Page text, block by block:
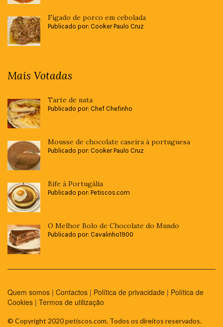
Fígado de porco em cebolada
Publicado por: Cooker Paulo Cruz
Mais Votadas
Tarte de nata
Publicado por: Chef Chefinho
Mousse de chocolate caseira à portuguesa
Publicado por: Cooker Paulo Cruz
Bife à Portugália
Publicado por: Petiscos.com
O Melhor Bolo de Chocolate do Mundo
Publicado por: Cavalinho1900
Quem somos | Contactos | Política de privacidade | Política de
Cookies | Termos de utilização
© Copyright 2020 petiscos.com. Todos os direitos reservados.